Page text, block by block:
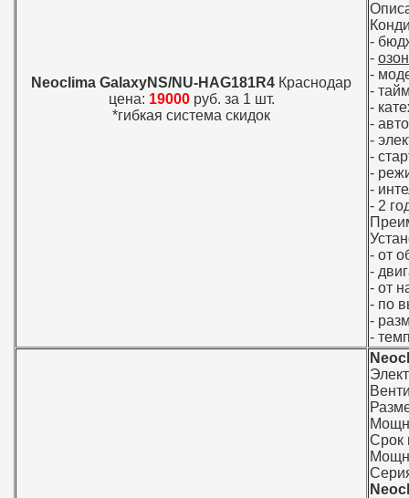
Neoclima GalaxyNS/NU-HAG181R4 Краснодар
цена: 19000 руб. за 1 шт.
*гибкая система скидок
-
-
-
-
-
-
-
-
-
-
- 2
- от
-
- от
- по
-
-
Срок